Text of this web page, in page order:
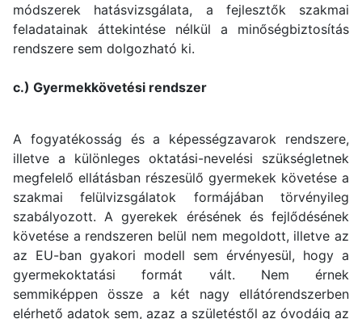
módszerek hatásvizsgálata, a fejlesztők szakmai
feladatainak áttekintése nélkül a minőségbiztosítás
rendszere sem dolgozható ki.
c.) Gyermekkövetési rendszer
A fogyatékosság és a képességzavarok rendszere,
illetve a különleges oktatási-nevelési szükségletnek
megfelelő ellátásban részesülő gyermekek követése a
szakmai felülvizsgálatok formájában törvényileg
szabályozott. A gyerekek érésének és fejlődésének
követése a rendszeren belül nem megoldott, illetve az
az EU-ban gyakori modell sem érvényesül, hogy a
gyermekoktatási formát vált. Nem érnek
semmiképpen össze a két nagy ellátórendszerben
elérhető adatok sem, azaz a születéstől az óvodáig az